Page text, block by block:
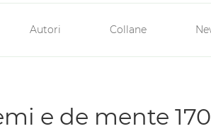
Autori Collane
e de mente